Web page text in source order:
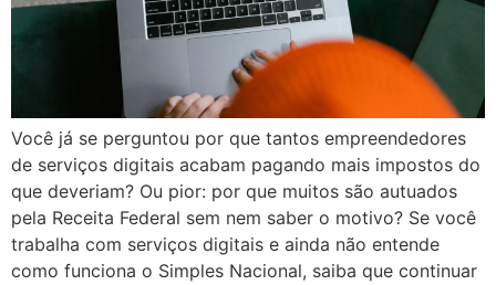
Você já se perguntou por que tantos empreendedores
de serviços digitais acabam pagando mais impostos do
que deveriam? Ou pior: por que muitos são autuados
pela Receita Federal sem nem saber o motivo? Se você
trabalha com serviços digitais e ainda não entende
como funciona o Simples Nacional, saiba que continuar